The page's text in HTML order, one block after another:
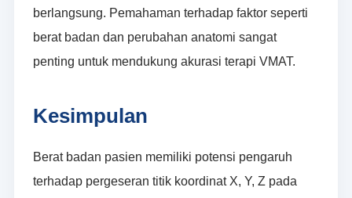
berlangsung. Pemahaman terhadap faktor seperti
berat badan dan perubahan anatomi sangat
penting untuk mendukung akurasi terapi VMAT.
Kesimpulan
Berat badan pasien memiliki potensi pengaruh
terhadap pergeseran titik koordinat X, Y, Z pada